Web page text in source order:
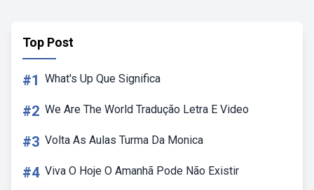
Top Post
#1 What's Up Que Significa
#2 We Are The World Tradução Letra E Video
#3 Volta As Aulas Turma Da Monica
#4 Viva O Hoje O Amanhã Pode Não Existir